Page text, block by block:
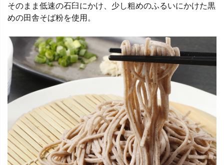
そのまま低速の石臼にかけ、少し粗めのふるいにかけた黒
めの田舎そば粉を使用。